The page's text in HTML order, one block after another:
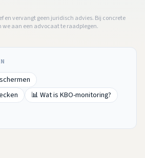
en vervangt geen juridisch advies. Bij concrete
we aan een advocaat te raadplegen.
📊 Wat is KBO-monitoring?